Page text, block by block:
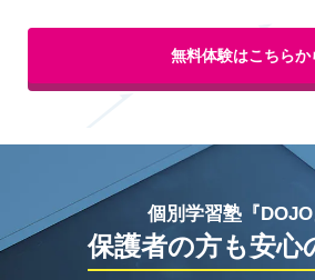
無料体験はこちらか
個別学習塾『
保護者の方も安心